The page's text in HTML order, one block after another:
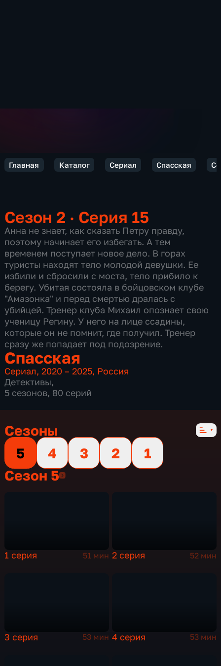
Главная Каталог Сериал Спасская
Сезон 2 · Серия 15
Анна не знает, как сказать Петру правду,
поэтому начинает его избегать. А тем
временем поступает новое дело. В горах
туристы находят тело молодой девушки. Ее
избили и сбросили с моста, тело прибило к
берегу. Убитая состояла в бойцовском клубе
"Амазонка" и перед смертью дралась с
убийцей. Тренер клуба Михаил опознает свою
ученицу Регину. У него на лице ссадины,
которые он не помнит, где получил. Тренер
сразу же попадает под подозрение.
Спасская
Сериал,2020 – 2025, Россия
Детективы,
5 сезонов, 80 серий
Сезоны
5
4 3 2
1
Сезон 5Сезон 5
1 серия 51 мин 2 серия 52 мин
3 серия 53 мин 4 серия 53 мин